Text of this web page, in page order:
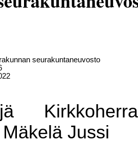
seurakuntaneuvosto
Mäkelä Jussi